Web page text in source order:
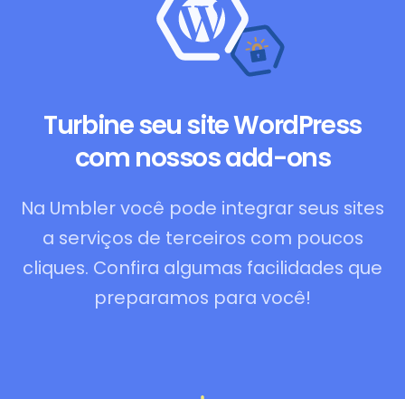
Turbine seu site WordPress
com nossos add-ons
Na Umbler você pode integrar seus sites
a serviços de terceiros com poucos
cliques. Confira algumas facilidades que
preparamos para você!